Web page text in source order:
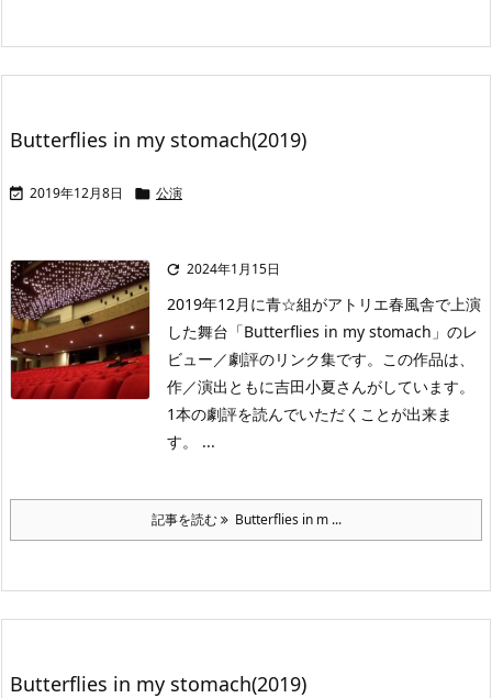
Butterflies in my stomach(2019)
 2019年12月8日  公演
 2024年1月15日
2019年12月に青☆組がアトリエ春風舎で上演
した舞台「Butterflies in my stomach」のレ
ビュー／劇評のリンク集です。この作品は、
作／演出ともに吉田小夏さんがしています。
1本の劇評を読んでいただくことが出来ま
す。 ...
記事を読む Butterflies in m ...
Butterflies in my stomach(2019)